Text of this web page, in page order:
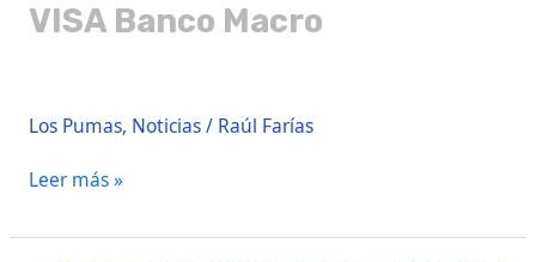
VISA Banco Macro
Los Pumas, Noticias/ Raúl Farías
Leer más »